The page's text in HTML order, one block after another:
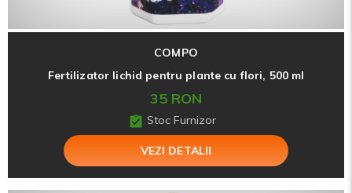
COMPO
Fertilizator lichid pentru plante cu flori, 500 ml
35 RON
Stoc Furnizor
VEZI DETALII